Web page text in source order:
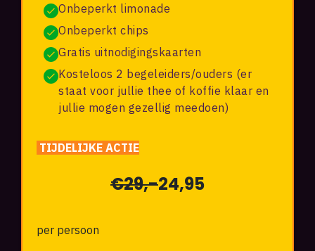
Onbeperkt limonade
Onbeperkt chips
Gratis uitnodigingskaarten
Kosteloos 2 begeleiders/ouders (er
staat voor jullie thee of koffie klaar en
jullie mogen gezellig meedoen)
TIJDELIJKE ACTIE
€29,-24,95
per persoon